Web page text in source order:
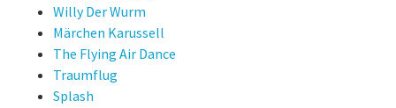
Willy Der Wurm
Märchen Karussell
The Flying Air Dance
Traumflug
Splash